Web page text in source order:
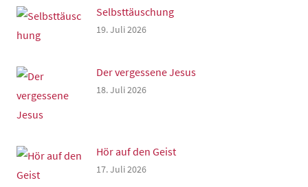
Selbsttäuschung
19. Juli 2026
Der vergessene Jesus
18. Juli 2026
Hör auf den Geist
17. Juli 2026